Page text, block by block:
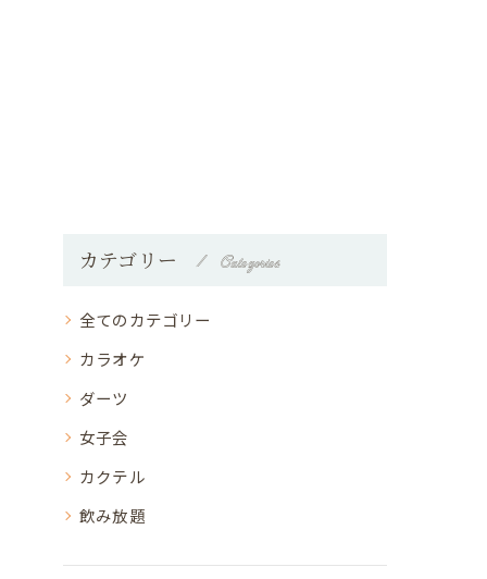
カテゴリー Categories
全てのカテゴリー
カラオケ
ダーツ
女子会
カクテル
飲み放題